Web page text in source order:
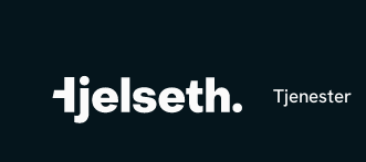
Tjenester